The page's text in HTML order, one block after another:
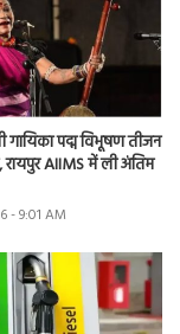
गायिका पद्म विभूषण तीजन
रायपुर AIIMS में ली अंतिम
- 9:01 AM